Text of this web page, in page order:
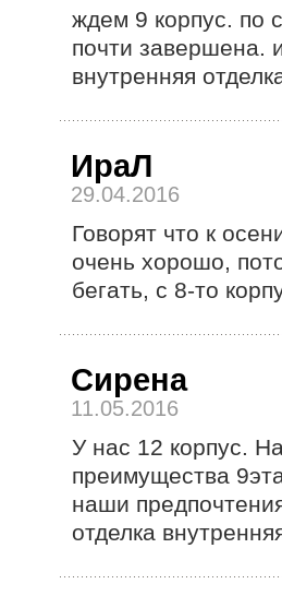
ждем 9 корпус. по
почти завершена.
внутренняя
ИраЛ
29.04.2016
Говорят что к
очень хорошо,
бегать, с 8-то
Сирена
11.05.2016
У нас 12 корпус.
преимущества
наши
отделка